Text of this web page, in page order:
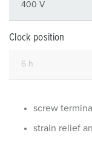
Clock position
screw
strain relief